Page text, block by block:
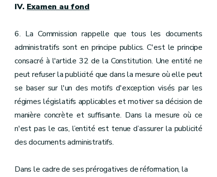
IV. Examen au fond
6. La Commission rappelle que tous les documents
administratifs sont en principe publics. C'est le principe
consacré à l'article 32 de la Constitution. Une entité ne
peut refuser la publicité que dans la mesure où elle peut
se baser sur l'un des motifs d'exception visés par les
régimes législatifs applicables et motiver sa décision de
manière concrète et suffisante. Dans la mesure où ce
n'est pas le cas, l’entité est tenue d’assurer la publicité
des documents administratifs.
Dans le cadre de ses prérogatives de réformation, la